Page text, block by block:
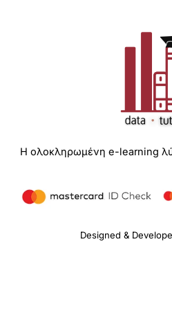
Η ολοκληρωμένη e-learning
Designed &